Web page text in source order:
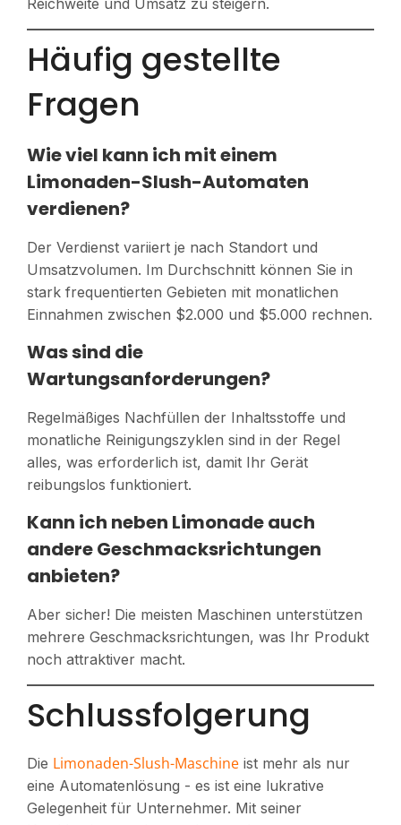
Reichweite und Umsatz zu steigern.
Häufig gestellte
Fragen
Wie viel kann ich mit einem
Limonaden-Slush-Automaten
verdienen?
Der Verdienst variiert je nach Standort und
Umsatzvolumen. Im Durchschnitt können Sie in
stark frequentierten Gebieten mit monatlichen
Einnahmen zwischen $2.000 und $5.000 rechnen.
Was sind die
Wartungsanforderungen?
Regelmäßiges Nachfüllen der Inhaltsstoffe und
monatliche Reinigungszyklen sind in der Regel
alles, was erforderlich ist, damit Ihr Gerät
reibungslos funktioniert.
Kann ich neben Limonade auch
andere Geschmacksrichtungen
anbieten?
Aber sicher! Die meisten Maschinen unterstützen
mehrere Geschmacksrichtungen, was Ihr Produkt
noch attraktiver macht.
Schlussfolgerung
Die Limonaden-Slush-Maschine ist mehr als nur
eine Automatenlösung - es ist eine lukrative
Gelegenheit für Unternehmer. Mit seiner